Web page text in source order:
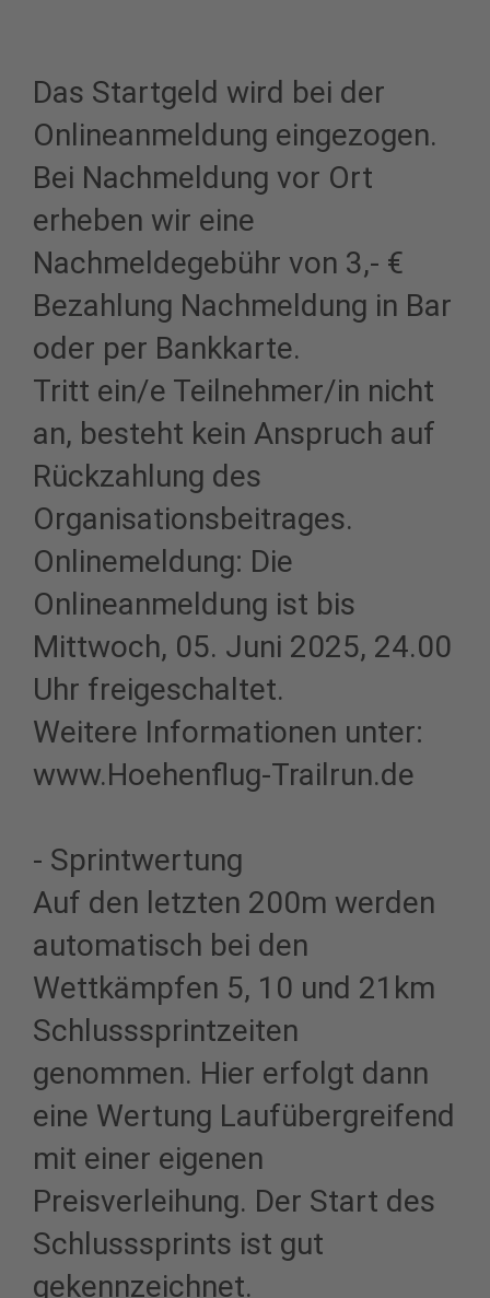
Das Startgeld wird bei der
Onlineanmeldung eingezogen.
Bei Nachmeldung vor Ort
erheben wir eine
Nachmeldegebühr von 3,- €
Bezahlung Nachmeldung in Bar
oder per Bankkarte.
Tritt ein/e Teilnehmer/in nicht
an, besteht kein Anspruch auf
Rückzahlung des
Organisationsbeitrages.
Onlinemeldung: Die
Onlineanmeldung ist bis
Mittwoch, 05. Juni 2025, 24.00
Uhr freigeschaltet.
Weitere Informationen unter:
www.Hoehenflug-Trailrun.de
- Sprintwertung
Auf den letzten 200m werden
automatisch bei den
Wettkämpfen 5, 10 und 21km
Schlusssprintzeiten
genommen. Hier erfolgt dann
eine Wertung Laufübergreifend
mit einer eigenen
Preisverleihung. Der Start des
Schlusssprints ist gut
gekennzeichnet.